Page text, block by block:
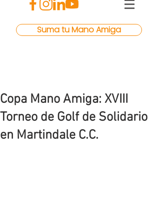
Suma tu Mano Amiga
Copa Mano Amiga: XVIII
Torneo de Golf de Solidario
en Martindale C.C.